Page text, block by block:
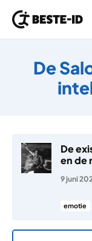
De
De
en de
9 juni
emotie